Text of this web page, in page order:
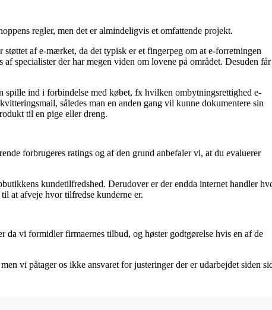
regler, men det er almindeligvis et omfattende projekt.
af e-mærket, da det typisk er et fingerpeg om at e-forretningen
specialister der har megen viden om lovene på området. Desuden
spille ind i forbindelse med købet, fx hvilken ombytningsrettighed e-
således man en anden gang vil kunne dokumentere sin
til en pige eller dreng.
forbrugeres ratings og af den grund anbefaler vi, at du evaluerer
kundetilfredshed. Derudover er der endda internet handler
at afveje hvor tilfredse kunderne er.
vi formidler firmaernes tilbud, og høster godtgørelse hvis en af de
vi påtager os ikke ansvaret for justeringer der er udarbejdet siden